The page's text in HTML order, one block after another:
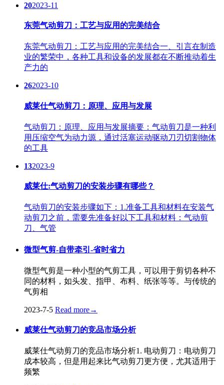
202023-11
东莞气动剪刀：工艺与应用的完美结合
东莞气动剪刀：工艺与应用的完美结合一、引言在制造
业的繁荣中，各种工具和设备的发展都在不断推动着生
产力的
262023-10
威莱仕气动剪刀：原理、应用与发展
气动剪刀：原理、应用与发展摘要：气动剪刀是一种利
用压缩空气为动力源，通过活塞运动驱动刀刃切割物体
的工具
132023-9
威莱仕:气动剪刀的安装步骤有哪些？
气动剪刀的安装步骤如下：1.准备工具和材料在安装气
动剪刀之前，需要先准备好以下工具和材料：气动剪
刀、气管
微型气剪-自带牵引-省时省力
微型气剪是一种小型的气剪工具，可以用于剪切各种不
同的材料，如头发、指甲、布料、纸张等等。与传统的
气剪相
2023-7-5 Read more→
威莱仕气动剪刀的竞品市场分析
威莱仕气动剪刀的竞品市场分析1. 电动剪刀：电动剪刀
成本较高，但是用起来比气动剪刀更方便，尤其适用于
频繁